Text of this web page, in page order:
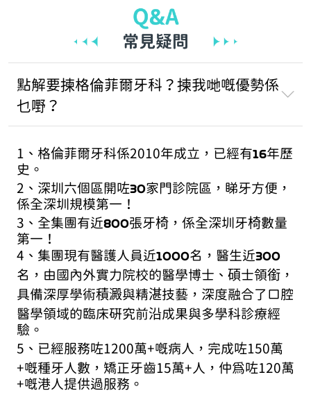
點解要揀格倫菲爾牙科？揀我哋嘅優勢係
乜嘢？
1、格倫菲爾牙科係2010年成立，已經有16年歷
史。
2、深圳六個區開咗30家門診院區，睇牙方便，
係全深圳規模第一！
3、全集團有近800張牙椅，係全深圳牙椅數量
第一！
4、集團現有醫護人員近1000名，醫生近300
名，由國內外實力院校的醫學博士、碩士領銜，
具備深厚學術積澱與精湛技藝，深度融合了口腔
醫學領域的臨床研究前沿成果與多學科診療經
驗。
5、已經服務咗1200萬+嘅病人，完成咗150萬
+嘅種牙人數，矯正牙齒15萬+人，仲為咗120萬
+嘅港人提供過服務。